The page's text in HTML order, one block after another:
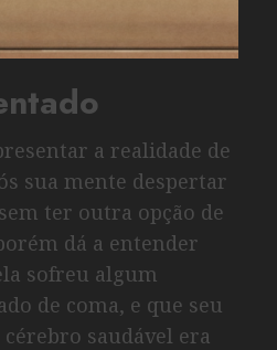
a realidade de
sua mente despertar
ter outra opção de
dá a entender
sofreu algum
de coma, e que seu
saudável era